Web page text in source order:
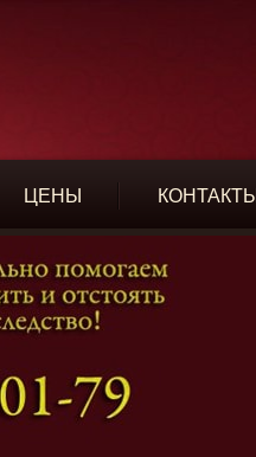
ЦЕНЫ КОНТАКТЫ